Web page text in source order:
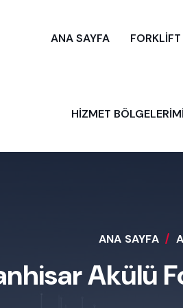
ANA SAYFA FORKLİFT
HİZMET
ANA SAYFA
Akülü